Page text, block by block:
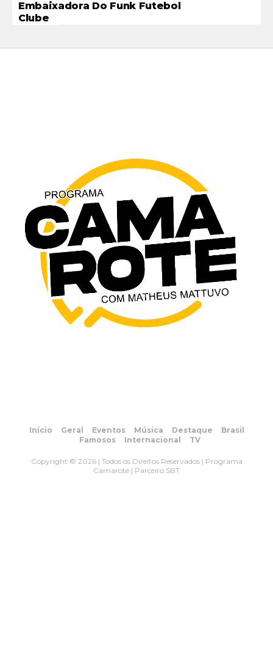
Embaixadora Do Funk Futebol
Clube
Início Geral Eventos Música Destaque
Brasil
Famosos
Internacional TV
Copyright © 2026 | Todos os Direitos Reservados | Programa
Camarote | Parceiro SBT